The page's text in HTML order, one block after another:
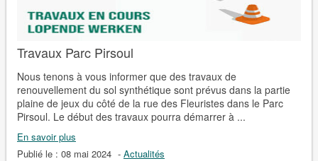
Travaux Parc Pirsoul
Nous tenons à vous informer que des travaux de
renouvellement du sol synthétique sont prévus dans la partie
plaine de jeux du côté de la rue des Fleuristes dans le Parc
Pirsoul. Le début des travaux pourra démarrer à ...
En savoir plus
Publié le : 08 mai 2024 - Actualités